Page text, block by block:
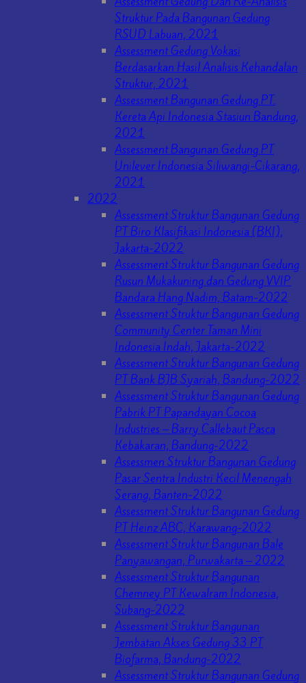
Struktur Pada Bangunan Gedung
RSUD Labuan, 2021
Assessment Gedung Vokasi
Berdasarkan Hasil Analisis Kehandalan
Struktur, 2021
Assessment Bangunan Gedung PT.
Kereta Api Indonesia Stasiun Bandung,
2021
Assessment Bangunan Gedung PT
Unilever Indonesia Siliwangi-Cikarang,
2021
2022
Assessment Struktur Bangunan Gedung
PT Biro Klasifikasi Indonesia (BKI),
Jakarta-2022
Assessment Struktur Bangunan Gedung
Rusun Mukakuning dan Gedung VVIP
Bandara Hang Nadim, Batam-2022
Assessment Struktur Bangunan Gedung
Community Center Taman Mini
Indonesia Indah, Jakarta-2022
Assessment Struktur Bangunan Gedung
PT Bank BJB Syariah, Bandung-2022
Assessment Struktur Bangunan Gedung
Pabrik PT Papandayan Cocoa
Industries – Barry Callebaut Pasca
Kebakaran, Bandung-2022
Assessmen Struktur Bangunan Gedung
Pasar Sentra Industri Kecil Menengah
Serang, Banten-2022
Assessment Struktur Bangunan Gedung
PT Heinz ABC, Karawang-2022
Assessment Struktur Bangunan Bale
Panyawangan, Purwakarta – 2022
Assessment Struktur Bangunan
Chemney PT Kewalram Indonesia,
Subang-2022
Assessment Struktur Bangunan
Jembatan Akses Gedung 33 PT
Biofarma, Bandung-2022
Assessment Struktur Bangunan Gedung